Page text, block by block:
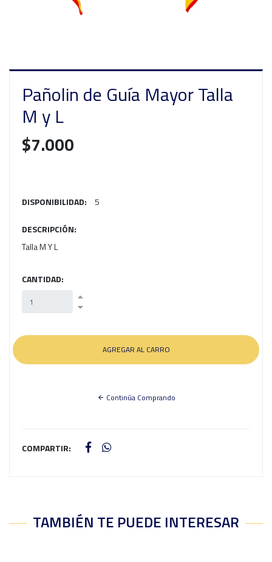
Pañolin de Guía Mayor Talla
M y L
$7.000
DISPONIBILIDAD: 5
DESCRIPCIÓN:
Talla M Y L
CANTIDAD:
Continúa Comprando
COMPARTIR:
TAMBIÉN TE PUEDE INTERESAR